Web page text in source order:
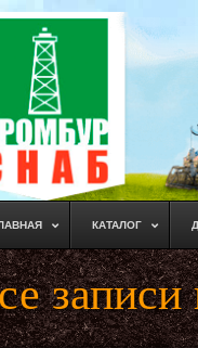
КАТАЛОГ
записи